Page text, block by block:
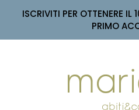
ISCRIVITI PER OTTENERE
PRIMO